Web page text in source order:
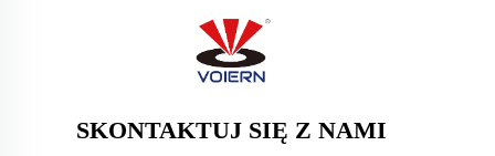
SKONTAKTUJ SIĘ Z NAMI